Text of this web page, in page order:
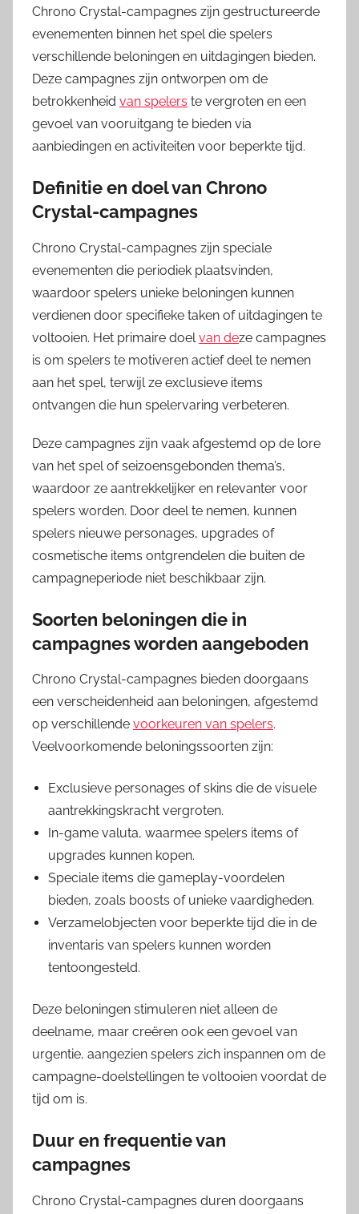
Chrono Crystal-campagnes zijn gestructureerde
evenementen binnen het spel die spelers
verschillende beloningen en uitdagingen bieden.
Deze campagnes zijn ontworpen om de
betrokkenheid van spelers te vergroten en een
gevoel van vooruitgang te bieden via
aanbiedingen en activiteiten voor beperkte tijd.
Definitie en doel van Chrono
Crystal-campagnes
Chrono Crystal-campagnes zijn speciale
evenementen die periodiek plaatsvinden,
waardoor spelers unieke beloningen kunnen
verdienen door specifieke taken of uitdagingen te
voltooien. Het primaire doel van deze campagnes
is om spelers te motiveren actief deel te nemen
aan het spel, terwijl ze exclusieve items
ontvangen die hun spelervaring verbeteren.
Deze campagnes zijn vaak afgestemd op de lore
van het spel of seizoensgebonden thema’s,
waardoor ze aantrekkelijker en relevanter voor
spelers worden. Door deel te nemen, kunnen
spelers nieuwe personages, upgrades of
cosmetische items ontgrendelen die buiten de
campagneperiode niet beschikbaar zijn.
Soorten beloningen die in
campagnes worden aangeboden
Chrono Crystal-campagnes bieden doorgaans
een verscheidenheid aan beloningen, afgestemd
op verschillende voorkeuren van spelers.
Veelvoorkomende beloningssoorten zijn:
Exclusieve personages of skins die de visuele
aantrekkingskracht vergroten.
In-game valuta, waarmee spelers items of
upgrades kunnen kopen.
Speciale items die gameplay-voordelen
bieden, zoals boosts of unieke vaardigheden.
Verzamelobjecten voor beperkte tijd die in de
inventaris van spelers kunnen worden
tentoongesteld.
Deze beloningen stimuleren niet alleen de
deelname, maar creëren ook een gevoel van
urgentie, aangezien spelers zich inspannen om de
campagne-doelstellingen te voltooien voordat de
tijd om is.
Duur en frequentie van
campagnes
Chrono Crystal-campagnes duren doorgaans